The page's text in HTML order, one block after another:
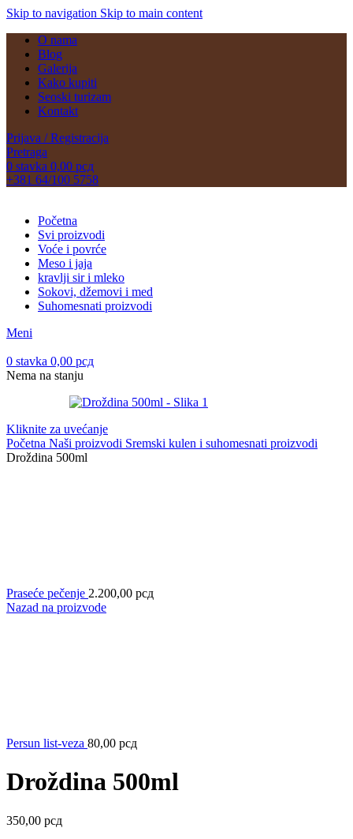
Skip to navigation Skip to main content
O nama
Blog
Galerija
Kako kupiti
Seoski turizam
Kontakt
Prijava / Registracija
Pretraga
0 stavka 0,00 рсд
+381 64/100 5758
Početna
Svi proizvodi
Voće i povrće
Meso i jaja
kravlji sir i mleko
Sokovi, džemovi i med
Suhomesnati proizvodi
Meni
0 stavka 0,00 рсд
Nema na stanju
Kliknite za uvećanje
Početna Naši proizvodi Sremski kulen i suhomesnati proizvodi
Droždina 500ml
Praseće pečenje 2.200,00 рсд
Nazad na proizvode
Persun list-veza 80,00 рсд
Droždina 500ml
350,00 рсд